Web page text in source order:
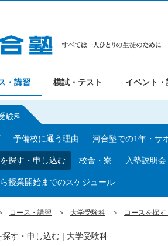
・講習 模試・テスト イベント
験科
予備校に通う理由 河合塾での1年・サ
探す・申し込む 校舎・寮 入塾説明
授業開始までのスケジュール
コース・講習 大学受験科 コースを探
探す・申し込む | 大学受験科